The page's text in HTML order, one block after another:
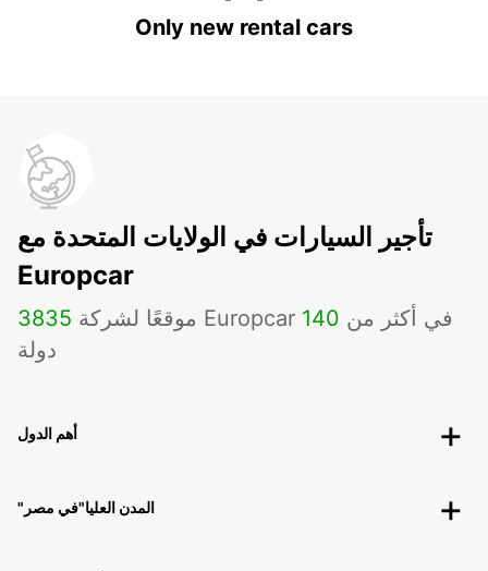
Only new rental cars
تأجير السيارات في الولايات المتحدة مع
Europcar
3835 موقعًا لشركة Europcar في أكثر من 140
دولة
أهم الدول
"المدن العليا"في مصر